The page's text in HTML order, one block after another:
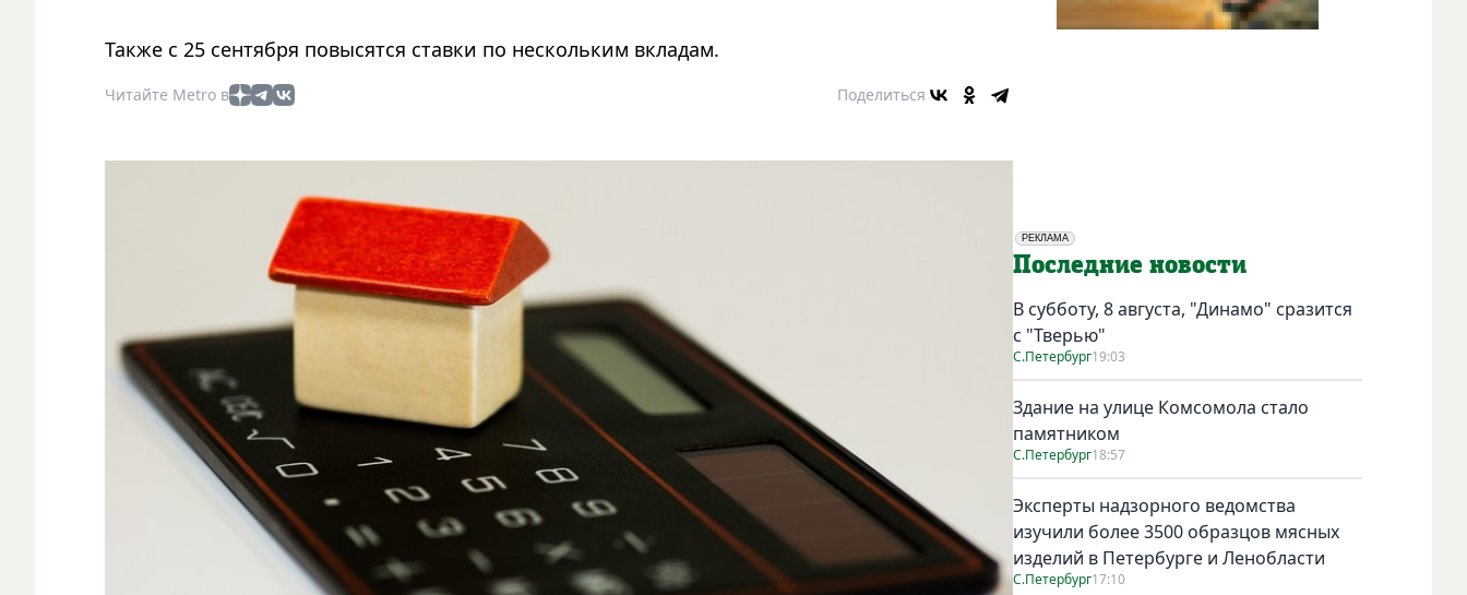
Также с 25 сентября повысятся ставки по нескольким вкладам.
Читайте Metro в Поделиться
РЕКЛАМА
Социальная реклама
Последние новости
В субботу, 8 августа, "Динамо" сразится
с "Тверью"
С.Петербург19:03
Здание на улице Комсомола стало
памятником
С.Петербург18:57
Эксперты надзорного ведомства
изучили более 3500 образцов мясных
изделий в Петербурге и Ленобласти
С.Петербург17:10